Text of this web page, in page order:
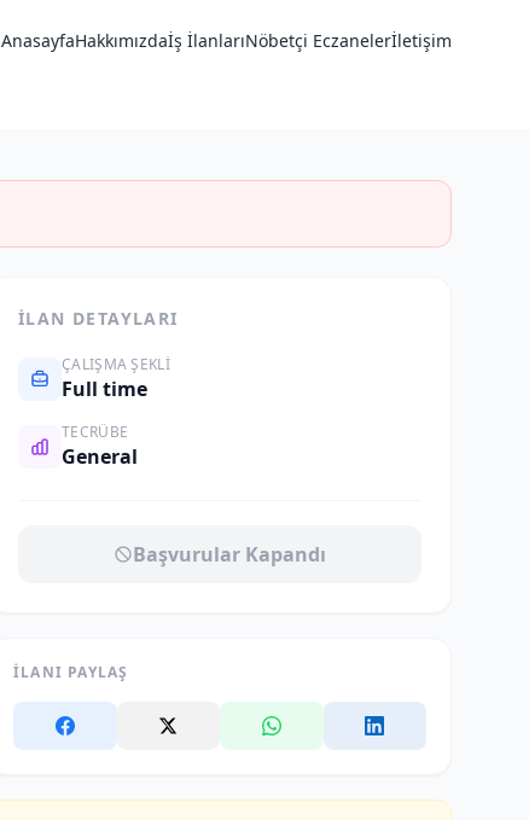
AnasayfaHakkımızdaİş İlanlarıNöbetçi Eczanelerİletişim
İLAN DETAYLARI
ÇALIŞMA ŞEKLI
Full time
TECRÜBE
General
Başvurular Kapandı
İLANI PAYLAŞ